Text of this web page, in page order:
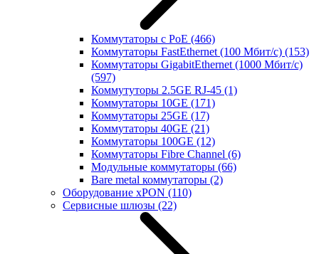
Коммутаторы с PoE (466)
Коммутаторы FastEthernet (100 Мбит/с) (153)
Коммутаторы GigabitEthernet (1000 Мбит/с)
(597)
Коммутуторы 2.5GE RJ-45 (1)
Коммутаторы 10GE (171)
Коммутаторы 25GE (17)
Коммутаторы 40GE (21)
Коммутаторы 100GE (12)
Коммутаторы Fibre Channel (6)
Модульные коммутаторы (66)
Bare metal коммутаторы (2)
Оборудование xPON (110)
Сервисные шлюзы (22)